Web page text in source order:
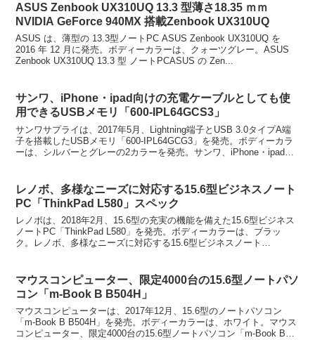
ASUS Zenbook UX310UQ 13.3 型薄さ18.35 ｍｍ
NVIDIA GeForce 940MX 搭載Zenbook UX310UQ
ASUS は、薄型の 13.3型ノートPC ASUS Zenbook UX310UQ を
2016 年 12 月に発売。ボディーカラーは、クォーツグレー。ASUS
Zenbook UX310UQ 13.3 型 ノートPCASUS の Zen...
サンワ、iPhone・ipad向けの充電ケーブルとしても使
用できるUSBメモリ「600-IPL64GCS3」
サンワサプライは、2017年5月、Lightning端子とUSB 3.0タイプA端
子を搭載したUSBメモリ「600-IPL64GCG3」を発売。ボディーカラ
ーは、シルバーとグレーの2カラーを発売。サンワ、iPhone・ipad向
レノボ、多様なニーズに対応する15.6型ビジネスノート
PC「ThinkPad L580」スペック
レノボは、2018年2月、15.6型の充実の機能を備えた15.6型ビジネス
ノートPC「ThinkPad L580」を発売。ボディーカラーは、ブラッ
ク。レノボ、多様なニーズに対応する15.6型ビジネスノート
マウスコンピューター、限定4000台の15.6型ノートパソ
コン「m-Book B B504H」
マウスコンピューターは、2017年12月、15.6型のノートパソコン
「m-Book B B504H」を発売。ボディーカラーは、ホワイト。マウス
コンピューター、限定4000台の15.6型ノートパソコン「m-Book B